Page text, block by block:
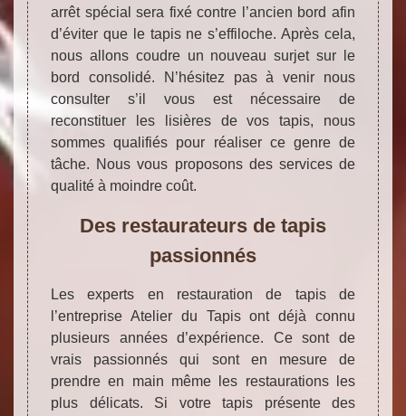
arrêt spécial sera fixé contre l’ancien bord afin
d’éviter que le tapis ne s’effiloche. Après cela,
nous allons coudre un nouveau surjet sur le
bord consolidé. N’hésitez pas à venir nous
consulter s’il vous est nécessaire de
reconstituer les lisières de vos tapis, nous
sommes qualifiés pour réaliser ce genre de
tâche. Nous vous proposons des services de
qualité à moindre coût.
Des restaurateurs de tapis
passionnés
Les experts en restauration de tapis de
l’entreprise Atelier du Tapis ont déjà connu
plusieurs années d’expérience. Ce sont de
vrais passionnés qui sont en mesure de
prendre en main même les restaurations les
plus délicats. Si votre tapis présente des